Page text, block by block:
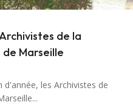
de la
Marseille
les Archivistes de